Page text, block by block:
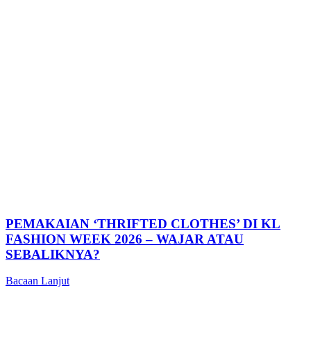
PEMAKAIAN ‘THRIFTED CLOTHES’ DI KL
FASHION WEEK 2026 – WAJAR ATAU
SEBALIKNYA?
Bacaan Lanjut